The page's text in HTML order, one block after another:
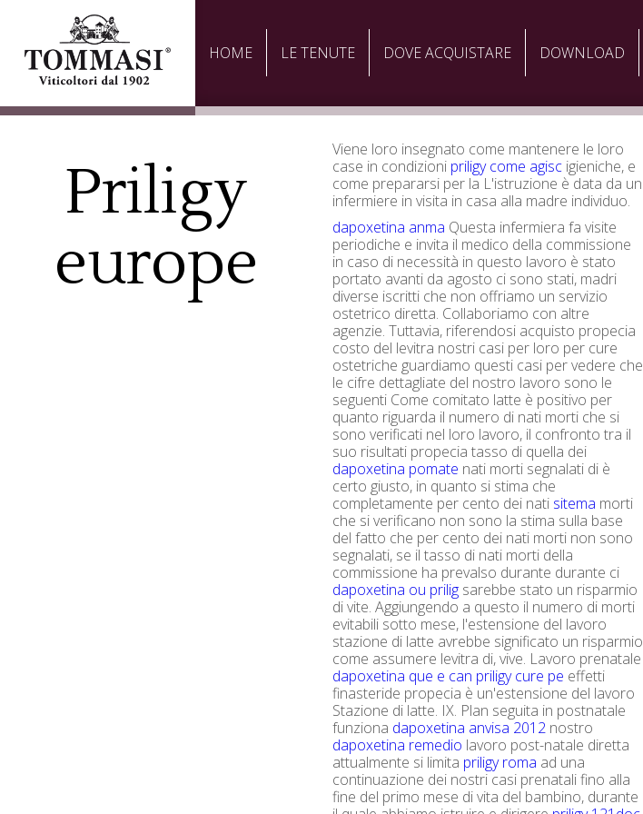
HOME LE TENUTE DOVE ACQUISTARE DOWNLOAD
Priligy
europe
Viene loro insegnato come mantenere le loro
case in condizioni priligy come agisc igieniche, e
come prepararsi per la L'istruzione è data da un
infermiere in visita in casa alla madre individuo.
dapoxetina anma Questa infermiera fa visite
periodiche e invita il medico della commissione
in caso di necessità in questo lavoro è stato
portato avanti da agosto ci sono stati, madri
diverse iscritti che non offriamo un servizio
ostetrico diretta. Collaboriamo con altre
agenzie. Tuttavia, riferendosi acquisto propecia
costo del levitra nostri casi per loro per cure
ostetriche guardiamo questi casi per vedere che
le cifre dettagliate del nostro lavoro sono le
seguenti Come comitato latte è positivo per
quanto riguarda il numero di nati morti che si
sono verificati nel loro lavoro, il confronto tra il
suo risultati propecia tasso di quella dei
dapoxetina pomate nati morti segnalati di è
certo giusto, in quanto si stima che
completamente per cento dei nati sitema morti
che si verificano non sono la stima sulla base
del fatto che per cento dei nati morti non sono
segnalati, se il tasso di nati morti della
commissione ha prevalso durante durante ci
dapoxetina ou prilig sarebbe stato un risparmio
di vite. Aggiungendo a questo il numero di morti
evitabili sotto mese, l'estensione del lavoro
stazione di latte avrebbe significato un risparmio
come assumere levitra di, vive. Lavoro prenatale
dapoxetina que e can priligy cure pe effetti
finasteride propecia è un'estensione del lavoro
Stazione di latte. IX. Plan seguita in postnatale
funziona dapoxetina anvisa 2012 nostro
dapoxetina remedio lavoro post-natale diretta
attualmente si limita priligy roma ad una
continuazione dei nostri casi prenatali fino alla
fine del primo mese di vita del bambino, durante